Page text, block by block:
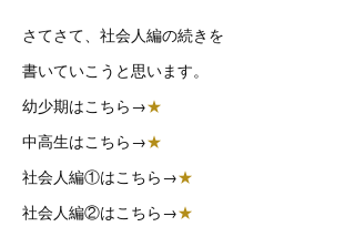
さてさて、社会人編の続きを
書いていこうと思います。
幼少期はこちら→★
中高生はこちら→★
社会人編①はこちら→★
社会人編②はこちら→★